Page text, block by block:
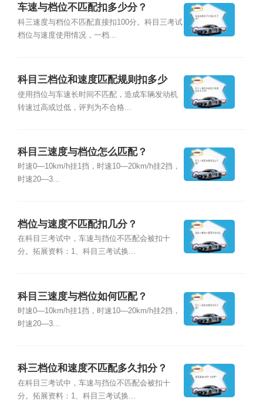
车速与档位不匹配扣多少分？
科三速度与档位不匹配直接扣100分。科目三考试
档位与速度使用情况，一档...
科目三档位和速度匹配规则扣多少
分？
使用挡位与车速长时间不匹配，造成车辆发动机
转速过高或过低，评判为不合格...
科目三速度与档位怎么匹配？
时速0—10km/h挂1挡，时速10—20km/h挂2挡，
时速20—3...
档位与速度不匹配扣几分？
在科目三考试中，车速与挡位不匹配会被扣十
分。拓展资料：1、科目三考试换...
科目三速度与档位如何匹配？
时速0—10km/h挂1挡，时速10—20km/h挂2挡，
时速20—3...
科三档位和速度不匹配多久扣分？
在科目三考试中，车速与挡位不匹配会被扣十
分。拓展资料：1、科目三考试换...